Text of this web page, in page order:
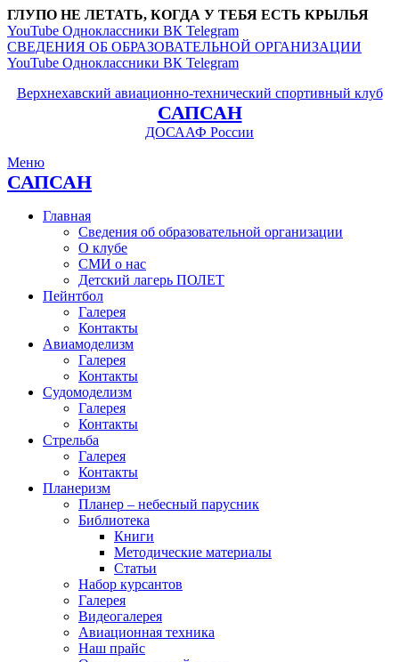
ГЛУПО НЕ ЛЕТАТЬ, КОГДА У ТЕБЯ ЕСТЬ КРЫЛЬЯ
YouTube Одноклассники ВК Telegram
СВЕДЕНИЯ ОБ ОБРАЗОВАТЕЛЬНОЙ ОРГАНИЗАЦИИ
YouTube Одноклассники ВК Telegram
Верхнехавский авиационно-технический спортивный клуб
САПСАН
ДОСААФ России
Меню
САПСАН
Главная
Сведения об образовательной организации
О клубе
СМИ о нас
Детский лагерь ПОЛЕТ
Пейнтбол
Галерея
Контакты
Авиамоделизм
Галерея
Контакты
Судомоделизм
Галерея
Контакты
Стрельба
Галерея
Контакты
Планеризм
Планер – небесный парусник
Библиотека
Книги
Методические материалы
Статьи
Набор курсантов
Галерея
Видеогалерея
Авиационная техника
Наш прайс